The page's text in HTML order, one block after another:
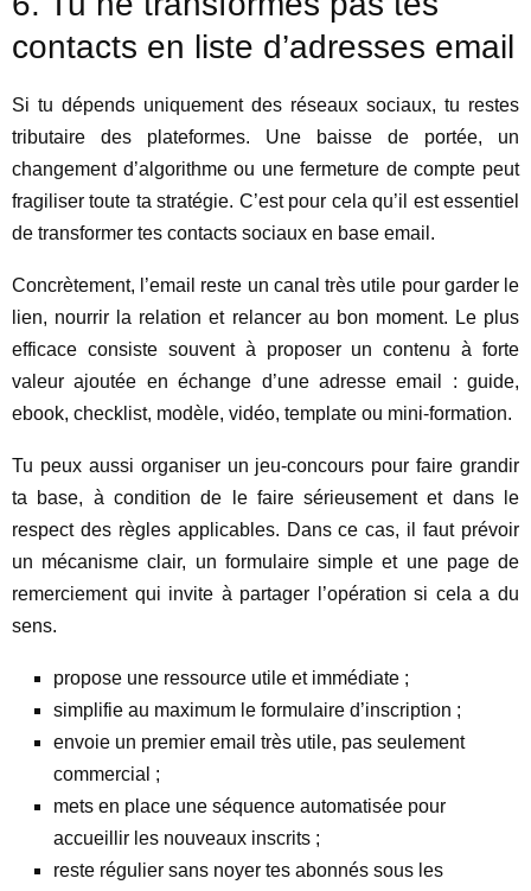
contacts en liste d’adresses email
Si tu dépends uniquement des réseaux sociaux, tu restes
tributaire des plateformes. Une baisse de portée, un
changement d’algorithme ou une fermeture de compte peut
fragiliser toute ta stratégie. C’est pour cela qu’il est essentiel
de transformer tes contacts sociaux en base email.
Concrètement, l’email reste un canal très utile pour garder le
lien, nourrir la relation et relancer au bon moment. Le plus
efficace consiste souvent à proposer un contenu à forte
valeur ajoutée en échange d’une adresse email : guide,
ebook, checklist, modèle, vidéo, template ou mini-formation.
Tu peux aussi organiser un jeu-concours pour faire grandir
ta base, à condition de le faire sérieusement et dans le
respect des règles applicables. Dans ce cas, il faut prévoir
un mécanisme clair, un formulaire simple et une page de
remerciement qui invite à partager l’opération si cela a du
sens.
propose une ressource utile et immédiate ;
simplifie au maximum le formulaire d’inscription ;
envoie un premier email très utile, pas seulement
commercial ;
mets en place une séquence automatisée pour
accueillir les nouveaux inscrits ;
reste régulier sans noyer tes abonnés sous les